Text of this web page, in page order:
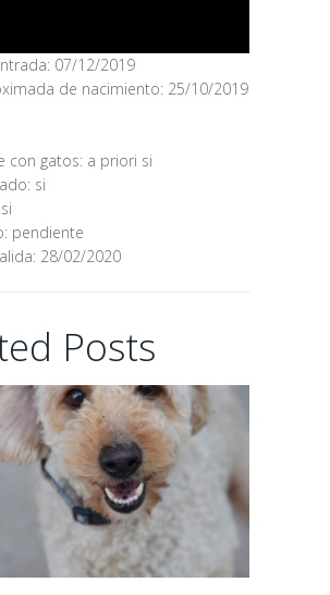
07/12/2019
de nacimiento: 25/10/2019
con gatos: a priori si
si
pendiente
28/02/2020
Posts